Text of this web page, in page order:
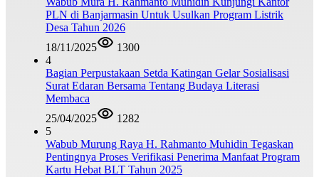
PLN di Banjarmasin Untuk Usulkan Program Listrik
Desa Tahun 2026
18/11/2025
1300
4
Bagian Perpustakaan Setda Katingan Gelar Sosialisasi
Surat Edaran Bersama Tentang Budaya Literasi
Membaca
25/04/2025
1282
5
Wabub Murung Raya H. Rahmanto Muhidin Tegaskan
Pentingnya Proses Verifikasi Penerima Manfaat Program
Kartu Hebat BLT Tahun 2025